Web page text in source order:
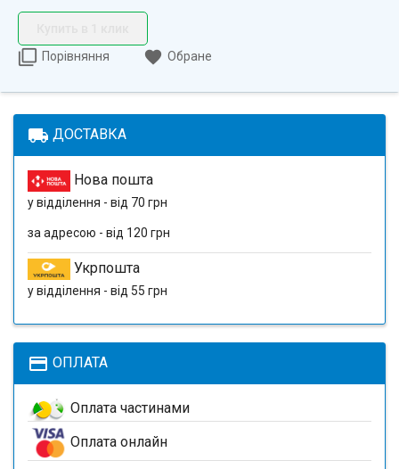
Порівняння
Обране
local_shipping ДОСТАВКА
Нова пошта
у відділення - від 70 грн
за адресою - від 120 грн
Укрпошта
у відділення - від 55 грн
payment ОПЛАТА
Оплата частинами
Оплата онлайн